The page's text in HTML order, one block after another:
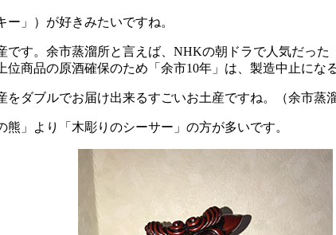
」）が好きみたいですね。
す。余市蒸溜所と言えば、NHKの朝ドラで人気だっ
商品の原酒確保のため「余市10年」は、製造中止にな
ダブルでお届け出来るすごいお土産ですね。（余市蒸
」より「木彫りのシーサー」の方が多いです。